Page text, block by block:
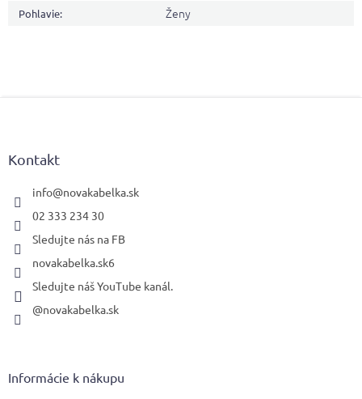
Pohlavie: Ženy
Kontakt
info@novakabelka.sk
02 333 234 30
Sledujte nás na FB
novakabelka.sk6
Sledujte náš YouTube kanál.
@novakabelka.sk
Informácie k nákupu